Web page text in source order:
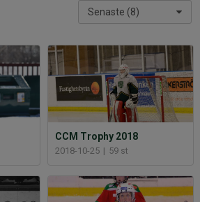
Senaste (8)
CCM Trophy 2018
2018-10-25 | 59 st